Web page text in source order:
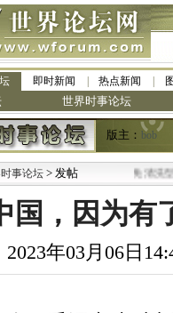
即时新闻 热点新闻
世界时事论坛
版主： bob
事论坛 > 发帖
·九阳全新免清洗型豆浆机 全
国，因为有
年03月06日